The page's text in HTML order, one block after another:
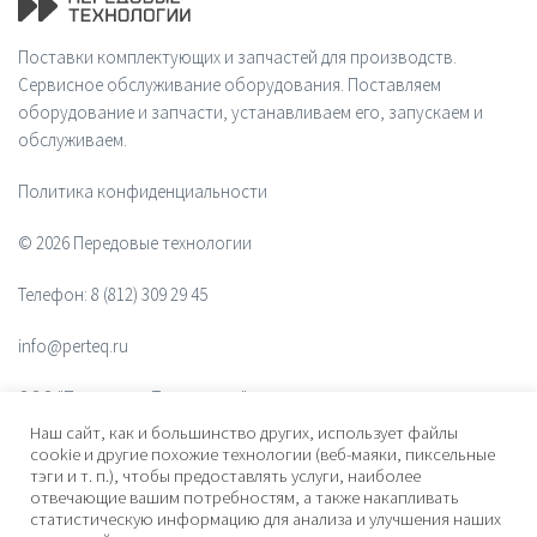
Поставки комплектующих и запчастей для производств.
Сервисное обслуживание оборудования. Поставляем
оборудование и запчасти, устанавливаем его, запускаем и
обслуживаем.
Политика конфиденциальности
© 2026 Передовые технологии
Телефон: 8 (812) 309 29 45
info@perteq.ru
ООО "Передовые Технологии"
ОГРН 1117847072628
Почтовый индекс 196006
Наш сайт, как и большинство других, использует файлы
cookie и другие похожие технологии (веб-маяки, пиксельные
тэги и т. п.), чтобы предоставлять услуги, наиболее
отвечающие вашим потребностям, а также накапливать
статистическую информацию для анализа и улучшения наших